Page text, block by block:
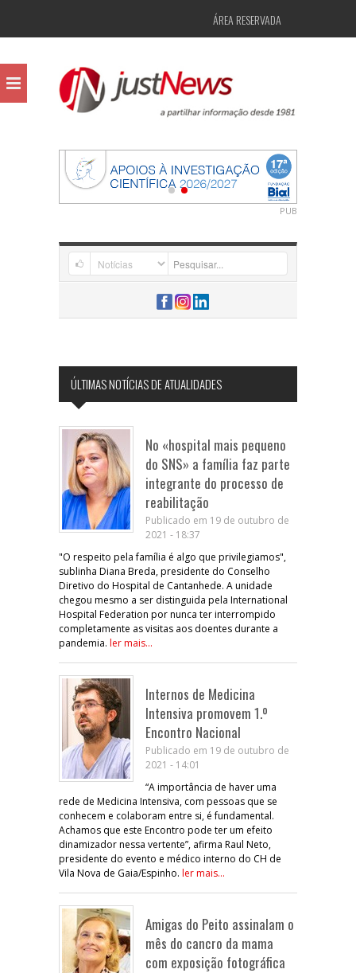
ÁREA RESERVADA
PUB
ÚLTIMAS NOTÍCIAS DE ATUALIDADES
No «hospital mais pequeno
do SNS» a família faz parte
integrante do processo de
reabilitação
Publicado em 19 de outubro de
2021 - 18:37
"O respeito pela família é algo que privilegiamos",
sublinha Diana Breda, presidente do Conselho
Diretivo do Hospital de Cantanhede. A unidade
chegou mesmo a ser distinguida pela International
Hospital Federation por nunca ter interrompido
completamente as visitas aos doentes durante a
pandemia. ler mais...
Internos de Medicina
Intensiva promovem 1.º
Encontro Nacional
Publicado em 19 de outubro de
2021 - 14:01
“A importância de haver uma
rede de Medicina Intensiva, com pessoas que se
conhecem e colaboram entre si, é fundamental.
Achamos que este Encontro pode ter um efeito
dinamizador nessa vertente”, afirma Raul Neto,
presidente do evento e médico interno do CH de
Vila Nova de Gaia/Espinho. ler mais...
Amigas do Peito assinalam o
mês do cancro da mama
com exposição fotográfica